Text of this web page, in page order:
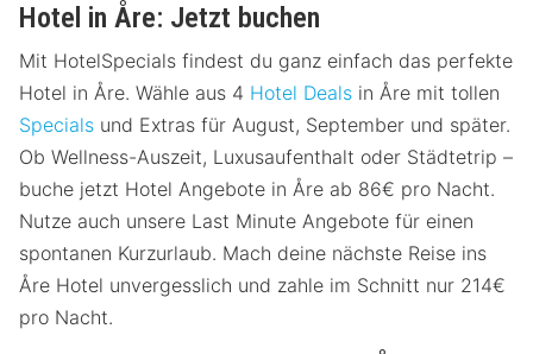
Hotel in Åre: Jetzt buchen
Mit HotelSpecials findest du ganz einfach das perfekte
Hotel in Åre. Wähle aus 4 Hotel Deals in Åre mit tollen
Specials und Extras für August, September und später.
Ob Wellness-Auszeit, Luxusaufenthalt oder Städtetrip –
buche jetzt Hotel Angebote in Åre ab 86€ pro Nacht.
Nutze auch unsere Last Minute Angebote für einen
spontanen Kurzurlaub. Mach deine nächste Reise ins
Åre Hotel unvergesslich und zahle im Schnitt nur 214€
pro Nacht.